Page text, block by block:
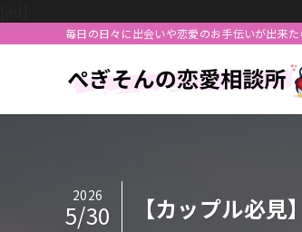
毎日の日々に出会いや恋愛のお手伝いが出来
【カップル必
2026
5/30